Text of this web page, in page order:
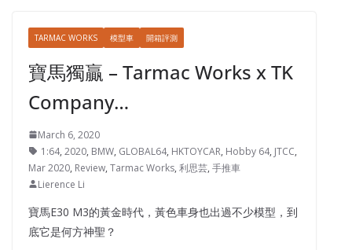
TARMAC WORKS 模型車 開箱評測
寶馬獨贏 – Tarmac Works x TK
Company…
March 6, 2020
1:64, 2020, BMW, GLOBAL64, HKTOYCAR, Hobby 64, JTCC,
Mar 2020, Review, Tarmac Works, 利思芸, 手推車
Lierence Li
寶馬E30 M3的黃金時代，黃色車身也出過不少模型，到
底它是何方神聖？